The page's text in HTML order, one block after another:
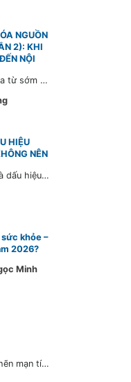
NGUỒN
2): KHI
NỘI
Chăm sóc sức khỏe tiêu hóa từ sớm không chỉ giúp phát hiện bệnh kịp thời mà còn góp phần xây dựng đội ngũ khỏe mạnh, ổn định và gắn bó lâu dài. CarePlus sẵn sàng đồng hành cùng doanh nghiệp trong việc thiết kế chương trình chăm sóc sức khỏe phù hợp theo từng nhân sự, nhằm tối ưu hiệu quả đầu tư phúc lợi và phát triển nguồn nhân lực bền vững.
HIỆU
NÊN
Nướu răng sưng to có thể là dấu hiệu cảnh báo bệnh lý răng miệng. Cùng Bác sĩ CarePlus tìm hiểu nguyên nhân, triệu chứng và thời điểm cần đi khám bác sĩ trong bài viết dưới đây.
khỏe –
2026?
Minh
Tỷ lệ mắc bệnh phổi tắc nghẽn mạn tính (COPD) của người Việt trên 35 tuổi ở mức độ trung bình và nặng là 6.7% - con số này cao nhất khu vực Châu Á Thái Bình Dương. Bệnh diễn biến âm thầm nhưng lại dẫn đến nhiều hậu quả nghiêm trọng, gây tử vong cao thứ 4 trên thế giới (chỉ sau các bệnh ung thư, tai biến mạch máu não và bệnh mạch vành). Tuy nhiên, chúng ta có thể chủ động tầm soát Hen và COPD để dự phòng và phát hiện bệnh sớm, điều trị kịp thời, tăng khả năng chữa khỏi.